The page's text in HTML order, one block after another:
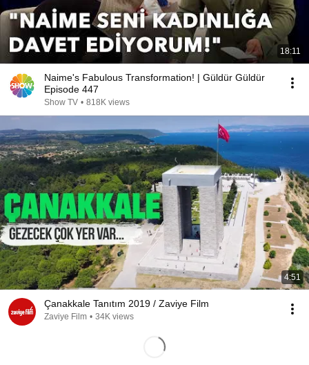
18:11
Naime's Fabulous Transformation! | Güldür Güldür
Episode 447
Show TV • 818K views
4:51
Çanakkale Tanıtım 2019 / Zaviye Film
Zaviye Film • 34K views